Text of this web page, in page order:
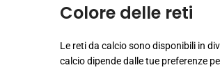
Colore delle reti
Le reti da calcio sono disponibili in
calcio dipende dalle tue preferenze